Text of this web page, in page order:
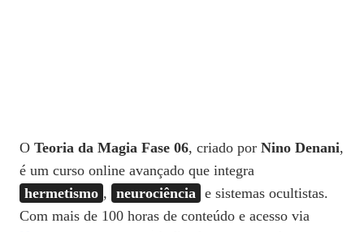
O Teoria da Magia Fase 06, criado por Nino Denani,
é um curso online avançado que integra
hermetismo , neurociência e sistemas ocultistas.
Com mais de 100 horas de conteúdo e acesso via